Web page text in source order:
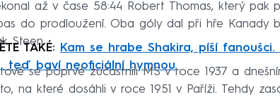
až v čase 58:44 Robert Thomas, který pak
do prodloužení. Oba góly dal při hře Kanady
Steen.
TAKÉ:
Kam se hrabe Shakira, píší
teď baví neoficiální hymnou.
se poprvé zúčastnili MS v roce 1937 a
na které dosáhli v roce 1951 v Paříži. Tehdy